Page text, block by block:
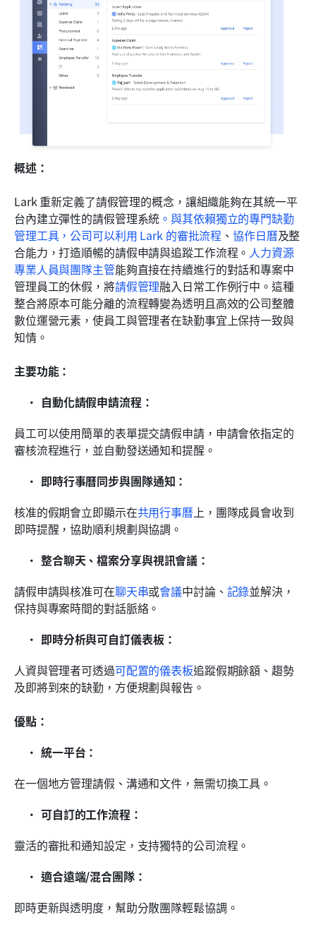
概述：
Lark 重新定義了請假管理的概念，讓組織能夠在其統一平
台內建立彈性的請假管理系統 。與其依賴獨立的專門缺勤
管理工具，公司可以利用 Lark 的審批流程 、協作日曆及整
合能力，打造順暢的請假申請與追蹤工作流程。 人力資源
專業人員與團隊主管能夠直接在持續進行的對話和專案中
管理員工的休假，將請假管理融入日常工作例行中。這種
整合將原本可能分離的流程轉變為透明且高效的公司整體
數位運營元素，使員工與管理者在缺勤事宜上保持一致與
知情。
主要功能：
自動化請假申請流程：
員工可以使用簡單的表單提交請假申請，申請會依指定的
審核流程進行，並自動發送通知和提醒。
即時行事曆同步與團隊通知：
核准的假期會立即顯示在共用行事曆上，團隊成員會收到
即時提醒，協助順利規劃與協調。
整合聊天、檔案分享與視訊會議：
請假申請與核准可在聊天串或會議中討論、 記錄並解決，
保持與專案時間的對話脈絡。
即時分析與可自訂儀表板：
人資與管理者可透過可配置的儀表板追蹤假期餘額、趨勢
及即將到來的缺勤，方便規劃與報告。
優點：
統一平台：
在一個地方管理請假、溝通和文件，無需切換工具。
可自訂的工作流程：
靈活的審批和通知設定，支持獨特的公司流程。
適合遠端/混合團隊：
即時更新與透明度，幫助分散團隊輕鬆協調。